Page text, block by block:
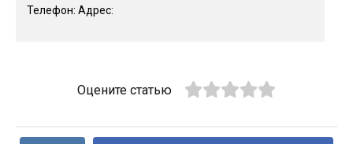
Телефон: Адрес:
Оцените статью